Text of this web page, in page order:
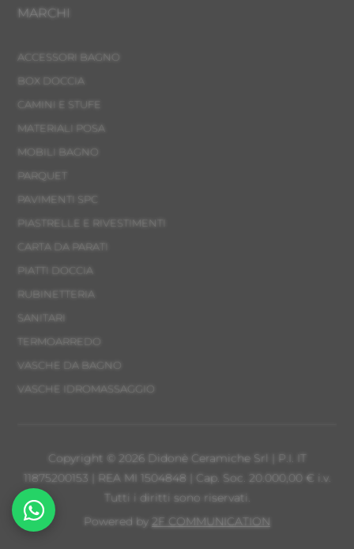
MARCHI
ACCESSORI BAGNO
BOX DOCCIA
CAMINI E STUFE
MATERIALI POSA
MOBILI BAGNO
PARQUET
PAVIMENTI SPC
PIASTRELLE E RIVESTIMENTI
CARTA DA PARATI
PIATTI DOCCIA
RUBINETTERIA
SANITARI
TERMOARREDO
VASCHE DA BAGNO
VASCHE IDROMASSAGGIO
Copyright © 2026 Didonè Ceramiche Srl | P.I. IT
11875200153 | REA MI 1504848 | Cap. Soc. 20.000,00 € i.v.
Tutti i diritti sono riservati.
Powered by 2F COMMUNICATION